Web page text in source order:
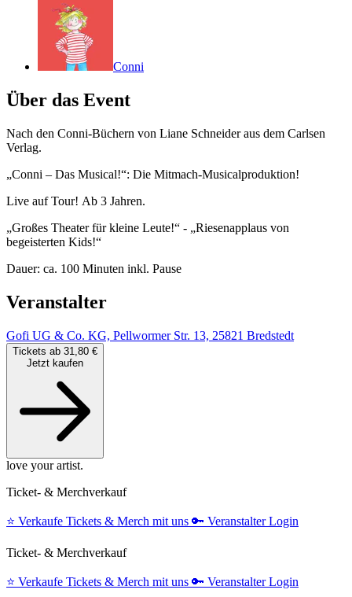
Conni
Über das Event
Nach den Conni-Büchern von Liane Schneider aus dem Carlsen
Verlag.
„Conni – Das Musical!“: Die Mitmach-Musicalproduktion!
Live auf Tour! Ab 3 Jahren.
„Großes Theater für kleine Leute!“ - „Riesenapplaus von
begeisterten Kids!“
Dauer: ca. 100 Minuten inkl. Pause
Veranstalter
Gofi UG & Co. KG, Pellwormer Str. 13, 25821 Bredstedt
Tickets ab 31,80 €
Jetzt kaufen
love your artist.
Ticket- & Merchverkauf
⭐️ Verkaufe Tickets & Merch mit uns 🔑 Veranstalter Login
Ticket- & Merchverkauf
⭐️ Verkaufe Tickets & Merch mit uns 🔑 Veranstalter Login